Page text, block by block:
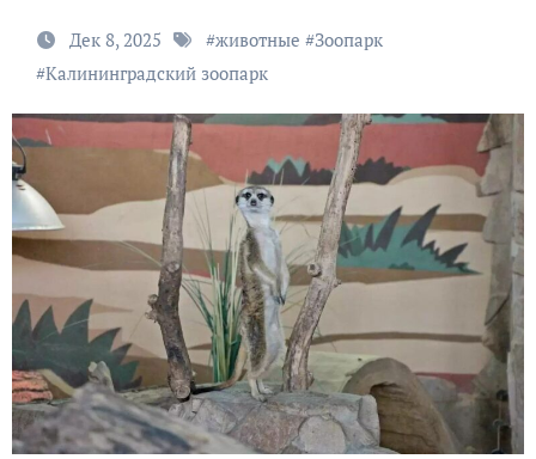
Дек 8, 2025 #животные #Зоопарк
#Калининградский зоопарк